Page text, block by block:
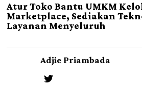
Atur Toko Bantu UMKM
Marketplace, Sediakan
Layanan Menyeluruh
Adjie Priambada